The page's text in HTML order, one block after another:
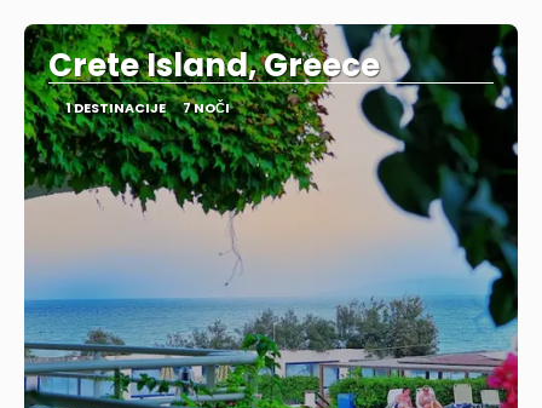
Crete Island, Greece
1 DESTINACIJE 7 NOČI